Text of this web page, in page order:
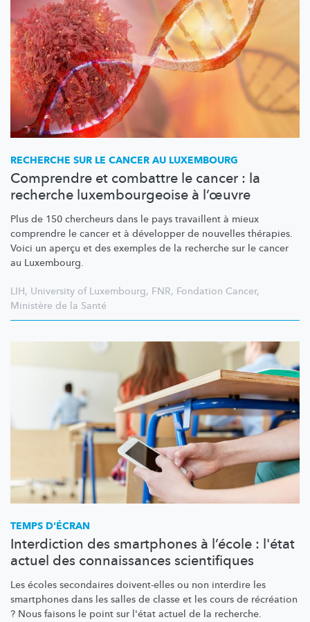
RECHERCHE SUR LE CANCER AU LUXEMBOURG
Comprendre et combattre le cancer : la
recherche luxembourgeoise à l’œuvre
Plus de 150 chercheurs dans le pays travaillent à mieux
comprendre le cancer et à développer de nouvelles thérapies.
Voici un aperçu et des exemples de la recherche sur le cancer
au Luxembourg.
LIH, University of Luxembourg, FNR, Fondation Cancer,
Ministère de la Santé
TEMPS D'ÉCRAN
Interdiction des smartphones à l’école : l'état
actuel des connaissances scientifiques
Les écoles secondaires doivent-elles ou non interdire les
smartphones dans les salles de classe et les cours de récréation
? Nous faisons le point sur l'état actuel de la recherche.